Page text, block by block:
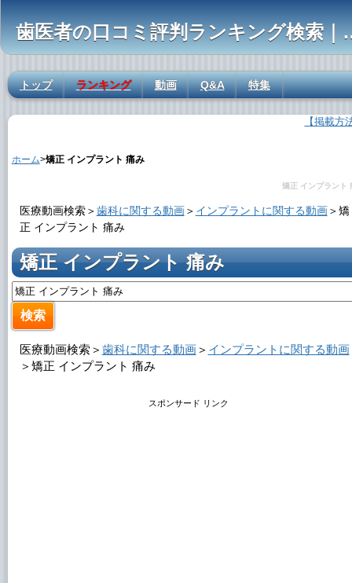
歯医者の口コ
トップ ランキング 動画 Q&A 特集
【掲載方
ホーム>矯正 インプラント 痛み
矯正 インプラント
医療動画検索＞歯科に関する動画＞ インプラントに関する動画＞矯
正 インプラント 痛み
矯正 インプラント 痛み
医療動画検索＞ 歯科に関する動画＞ インプラントに関する動画
＞ 矯正 インプラント 痛み
スポンサード リンク